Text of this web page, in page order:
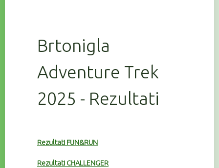
Brtonigla
Adventure Trek
2025 - Rezultati
Rezultati FUN&RUN
Rezultati CHALLENGER